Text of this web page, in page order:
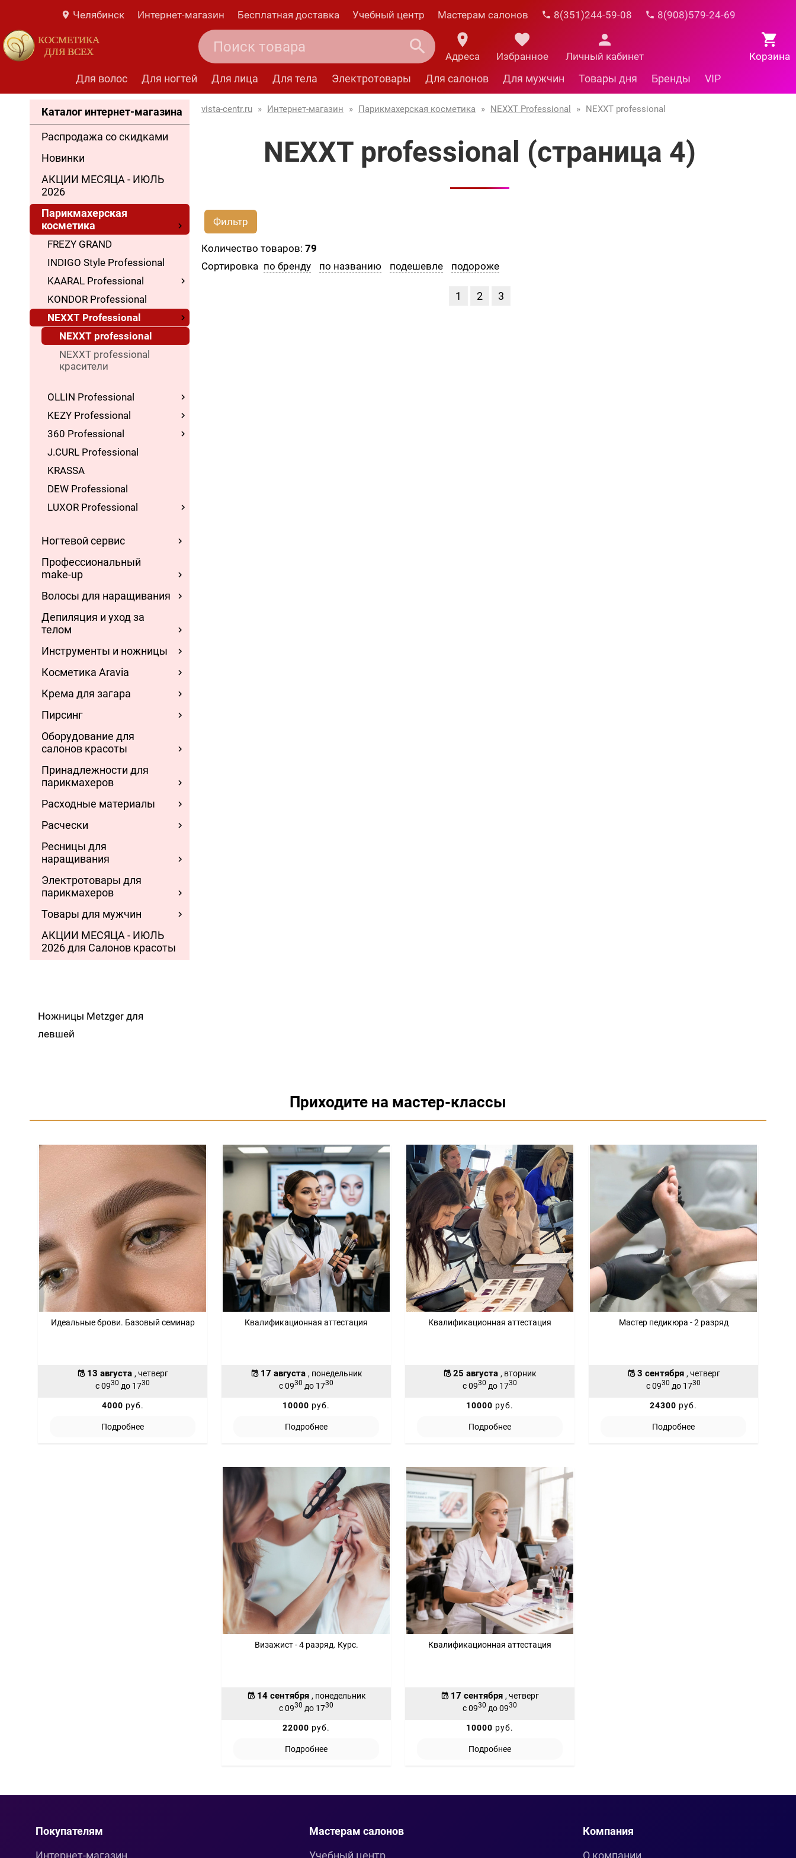
Челябинск Интернет-магазин Бесплатная доставка Учебный центр Мастерам салонов 8(351)244-59-08 8(908)579-24-69
КОСМЕТИКА
ДЛЯ ВСЕХ
Корзина
Адреса Избранное Личный кабинет
Для волос Для ногтей Для лица Для тела Электротовары Для салонов Для мужчин Товары дня Бренды VIP
Каталог интернет-магазина
Распродажа со скидками
Новинки
АКЦИИ МЕСЯЦА - ИЮЛЬ
2026
Парикмахерская
косметика
FREZY GRAND
INDIGO Style Professional
KAARAL Professional
KONDOR Professional
NEXXT Professional
NEXXT professional
NEXXT professional
красители
OLLIN Professional
KEZY Professional
360 Professional
J.CURL Professional
KRASSA
DEW Professional
LUXOR Professional
Ногтевой сервис
Профессиональный
make-up
Волосы для наращивания
Депиляция и уход за
телом
Инструменты и ножницы
Косметика Aravia
Крема для загара
Пирсинг
Оборудование для
салонов красоты
Принадлежности для
парикмахеров
Расходные материалы
Расчески
Ресницы для
наращивания
Электротовары для
парикмахеров
Товары для мужчин
АКЦИИ МЕСЯЦА - ИЮЛЬ
2026 для Салонов красоты
Ножницы Metzger для
левшей
vista-centr.ru » Интернет-магазин » Парикмахерская косметика » NEXXT Professional » NEXXT professional
NEXXT professional (страница 4)
Фильтр
Количество товаров: 79
Сортировка по бренду по названию подешевле подороже
1 2 3
Приходите на мастер-классы
Идеальные брови. Базовый семинар
13 августа , четверг
с 0930 до 1730
4000 руб.
Подробнее
Квалификационная аттестация
17 августа , понедельник
с 0930 до 1730
10000 руб.
Подробнее
Квалификационная аттестация
25 августа , вторник
с 0930 до 1730
10000 руб.
Подробнее
Мастер педикюра - 2 разряд
3 сентября , четверг
с 0930 до 1730
24300 руб.
Подробнее
Визажист - 4 разряд. Курс.
14 сентября , понедельник
с 0930 до 1730
22000 руб.
Подробнее
Квалификационная аттестация
17 сентября , четверг
с 0930 до 0930
10000 руб.
Подробнее
Покупателям
Интернет-магазин
Мастерам салонов
Учебный центр
Компания
О компании